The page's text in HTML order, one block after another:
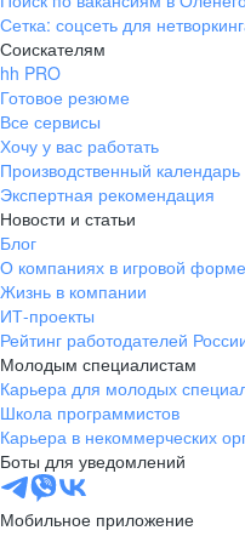
Сетка: соцсеть для
Соискателям
hh PRO
Готовое резюме
Все сервисы
Хочу у вас работать
Производственный календарь
Экспертная рекомендация
Новости и статьи
Блог
О компаниях в игровой форме
Жизнь в компании
ИТ-проекты
Рейтинг работодателей
Молодым специалистам
Карьера для молодых
Школа программистов
Карьера в некоммерческих
Боты для уведомлений
Мобильное приложение